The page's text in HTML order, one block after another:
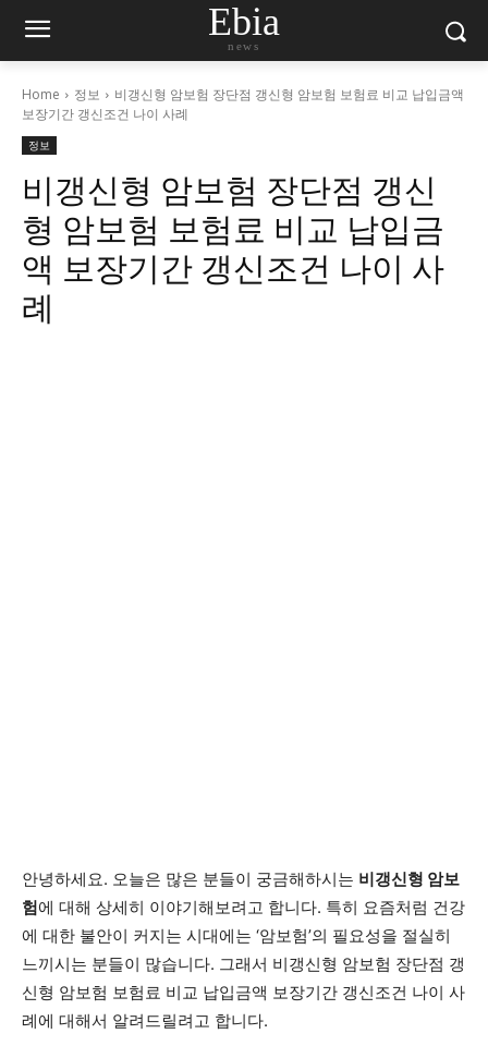
Ebia
news
Home 정보
비갱신형 암보험 장단점 갱신형 암보험 보험료 비교 납입금액
보장기간 갱신조건 나이 사례
정보
비갱신형 암보험 장단점 갱신
형 암보험 보험료 비교 납입금
액 보장기간 갱신조건 나이 사
례
안녕하세요. 오늘은 많은 분들이 궁금해하시는 비갱신형 암보
험에 대해 상세히 이야기해보려고 합니다. 특히 요즘처럼 건강
에 대한 불안이 커지는 시대에는 ‘암보험’의 필요성을 절실히
느끼시는 분들이 많습니다. 그래서 비갱신형 암보험 장단점 갱
신형 암보험 보험료 비교 납입금액 보장기간 갱신조건 나이 사
례에 대해서 알려드릴려고 합니다.